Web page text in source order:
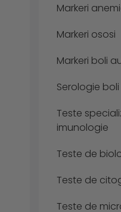
Markeri
Markeri ososi
Markeri boli
Serologie
Teste
imunologie
Teste de
Teste de
Teste de